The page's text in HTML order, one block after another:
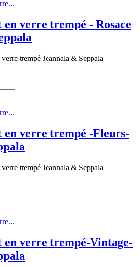
en verre trempé - Rosace
trempé Jeannala & Seppala
en verre trempé -Fleurs-
trempé Jeannala & Seppala
en verre trempé-Vintage-